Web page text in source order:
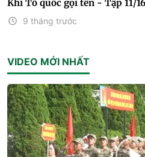
Khi Tổ quốc gọi tên - Tập 11/
9 tháng trước
VIDEO MỚI NHẤT